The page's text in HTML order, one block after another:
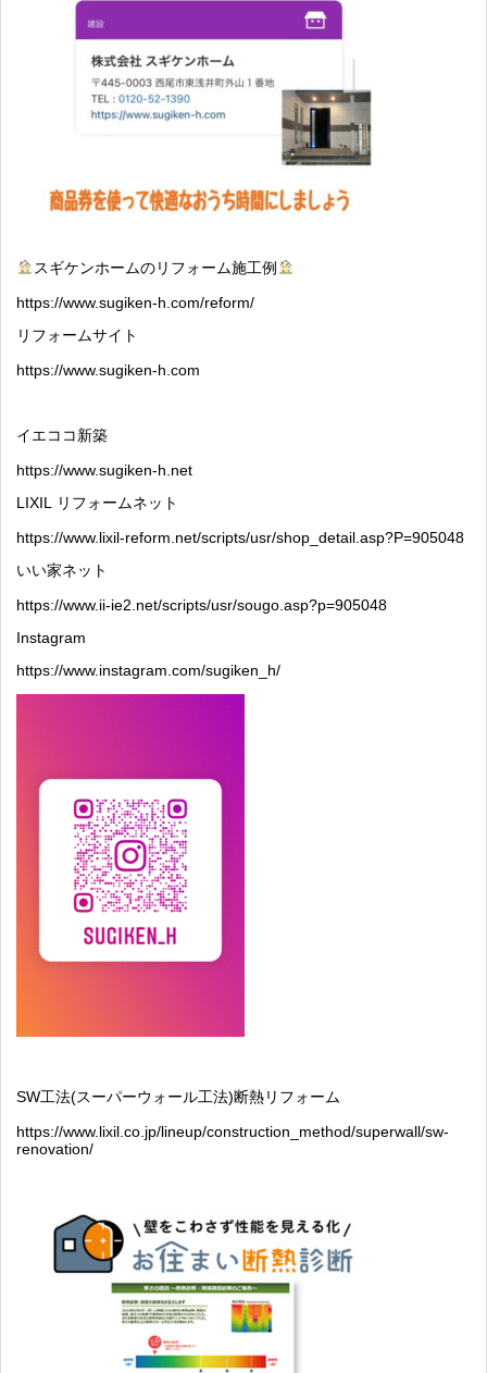
スギケンホームのリフォーム施工例
https://www.sugiken-h.com/reform/
リフォームサイト
https://www.sugiken-h.com
イエココ新築
https://www.sugiken-h.net
LIXIL
リフォームネット
https://www.lixil-reform.net/scripts/usr/shop_detail.asp?P=905048
いい家ネット
https://www.ii-ie2.net/scripts/usr/sougo.asp?p=905048
Instagram
https://www.instagram.com/sugiken_h/
SW工法(スーパーウォール工法)断熱リフォーム
https://www.lixil.co.jp/lineup/construction_method/superwall/sw-
renovation/